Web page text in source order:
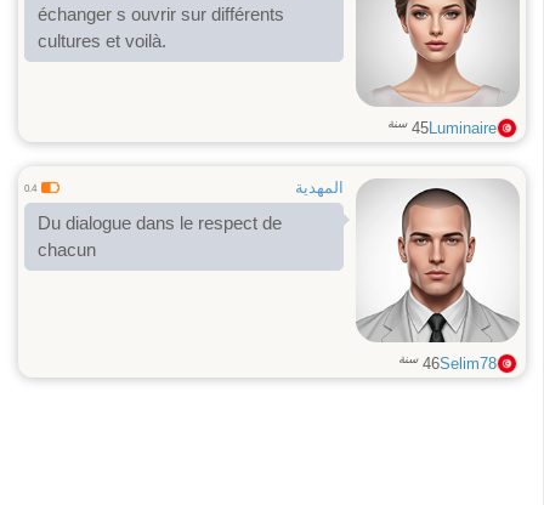
échanger s ouvrir sur différents
cultures et voilà.
Luminaire
45 سنة
المهدية 0.4
Du dialogue dans le respect de
chacun
Selim78
46 سنة